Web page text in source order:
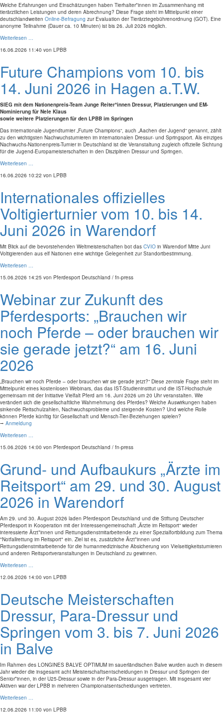
Welche Erfahrungen und Einschätzungen haben Tierhalter*innen im Zusammenhang mit
tierärztlichen Leistungen und deren Abrechnung? Diese Frage steht im Mittelpunkt einer
deutschlandweiten Online-Befragung zur Evaluation der Tierärztegebührenordnung (GOT). Eine
anonyme Teilnahme (Dauer ca. 10 Minuten) ist bis 26. Juli 2026 möglich.
Weiterlesen …
16.06.2026 11:40 von LPBB
Future Champions vom 10. bis
14. Juni 2026 in Hagen a.T.W.
SIEG mit dem Nationenpreis-Team Junge Reiter*innen Dressur, Platzierungen und EM-
Nominierung für Nele Klaus
sowie weitere Platzierungen für den LPBB im Springen
Das internationale Jugendturnier „Future Champions“, auch „Aachen der Jugend“ genannt, zählt
zu den wichtigsten Nachwuchsturnieren im internationalen Dressur- und Springsport. Als einziges
Nachwuchs-Nationenpreis-Turnier in Deutschland ist die Veranstaltung zugleich offizielle Sichtung
für die Jugend-Europameisterschaften in den Disziplinen Dressur und Springen.
Weiterlesen …
16.06.2026 10:22 von LPBB
Internationales offizielles
Voltigierturnier vom 10. bis 14.
Juni 2026 in Warendorf
Mit Blick auf die bevorstehenden Weltmeisterschaften bot das CVIO in Warendorf Mitte Juni
Voltigierenden aus elf Nationen eine wichtige Gelegenheit zur Standortbestimmung.
Weiterlesen …
15.06.2026 14:25 von Pferdesport Deutschland / fn-press
Webinar zur Zukunft des
Pferdesports: „Brauchen wir
noch Pferde – oder brauchen wir
sie gerade jetzt?“ am 16. Juni
2026
„Brauchen wir noch Pferde – oder brauchen wir sie gerade jetzt?“ Diese zentrale Frage steht im
Mittelpunkt eines kostenlosen Webinars, das das IST-Studieninstitut und die IST-Hochschule
gemeinsam mit der Initiative Vielfalt Pferd am 16. Juni 2026 um 20 Uhr veranstalten. Wie
verändert sich die gesellschaftliche Wahrnehmung des Pferdes? Welche Auswirkungen haben
sinkende Reitschulzahlen, Nachwuchsprobleme und steigende Kosten? Und welche Rolle
können Pferde künftig für Gesellschaft und Mensch-Tier-Beziehungen spielen?
⭢ Anmeldung
Weiterlesen …
15.06.2026 14:00 von Pferdesport Deutschland / fn-press
Grund- und Aufbaukurs „Ärzte im
Reitsport“ am 29. und 30. August
2026 in Warendorf
Am 29. und 30. August 2026 laden Pferdesport Deutschland und die Stiftung Deutscher
Pferdesport in Kooperation mit der Interessengemeinschaft „Ärzte im Reitsport“ wieder
interessierte Ärzt*innen und Rettungsdienstmitarbeitende zu einer Spezialfortbildung zum Thema
"Notfallrettung im Reitsport" ein. Ziel ist es, zusätzliche Ärzt*innen und
Rettungsdienstmitarbeitende für die humanmedizinische Absicherung von Vielseitigkeitsturnieren
und anderen Reitsportveranstaltungen in Deutschland zu gewinnen.
Weiterlesen …
12.06.2026 14:00 von LPBB
Deutsche Meisterschaften
Dressur, Para-Dressur und
Springen vom 3. bis 7. Juni 2026
in Balve
Im Rahmen des LONGINES BALVE OPTIMUM im sauerländischen Balve wurden auch in diesem
Jahr wieder die insgesamt acht Meisterschaftsentscheidungen in Dressur und Springen der
Senior*innen, in der U25-Dressur sowie in der Para-Dressur ausgetragen. Mit insgesamt vier
Aktiven war der LPBB in mehreren Championatsentscheidungen vertreten.
Weiterlesen …
12.06.2026 11:00 von LPBB